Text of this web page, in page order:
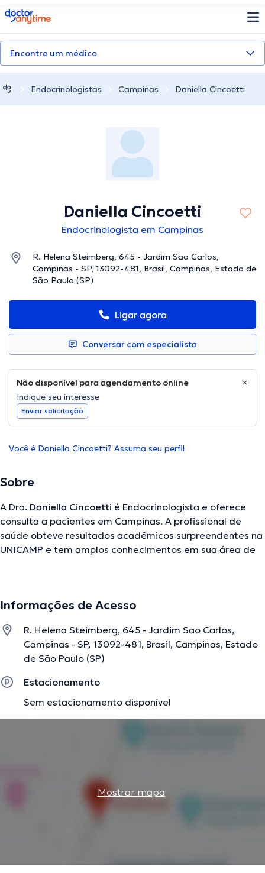
doctoranytime
Encontre um médico
Endocrinologistas Campinas Daniella Cincoetti
Daniella Cincoetti
Endocrinologista em Campinas
R. Helena Steimberg, 645 - Jardim Sao Carlos,
Campinas - SP, 13092-481, Brasil, Campinas, Estado de
São Paulo (SP)
Ligar agora
Conversar com especialista
Não disponível para agendamento online
Indique seu interesse
Enviar solicitação
Você é Daniella Cincoetti? Assuma seu perfil
Sobre
A Dra. Daniella Cincoetti é Endocrinologista e oferece
consulta a pacientes em Campinas. A profissional de
saúde obteve resultados acadêmicos surpreendentes na
UNICAMP e tem amplos conhecimentos em sua área de
médicas. Daniella Cincoetti esteve presente em múltiplas
contínua em seu âmbito de especialização e produziu
importantes artigos.
A descrição foi editada pela equipe do doctoranytime, baseada em
informações verificadas.
Informações de Acesso
R. Helena Steimberg, 645 - Jardim Sao Carlos,
Campinas - SP, 13092-481, Brasil, Campinas, Estado
de São Paulo (SP)
Estacionamento
Sem estacionamento disponível
Mostrar mapa